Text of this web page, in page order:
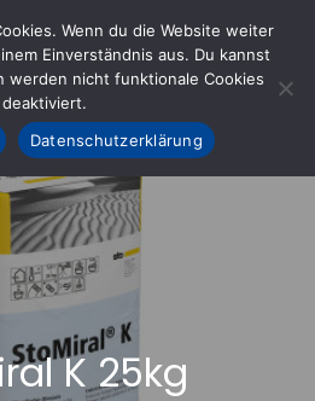
fürs AHRTAL e.V.
Helfen hilft
K 25kg
Wenn du die Website weiter
Einverständnis aus. Du kannst
werden nicht funktionale Cookies
deaktiviert.
Datenschutzerklärung